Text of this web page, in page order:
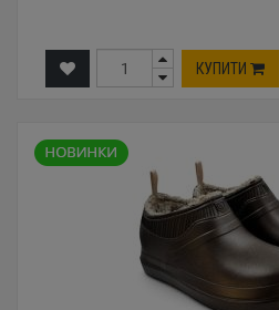
КУПИТИ